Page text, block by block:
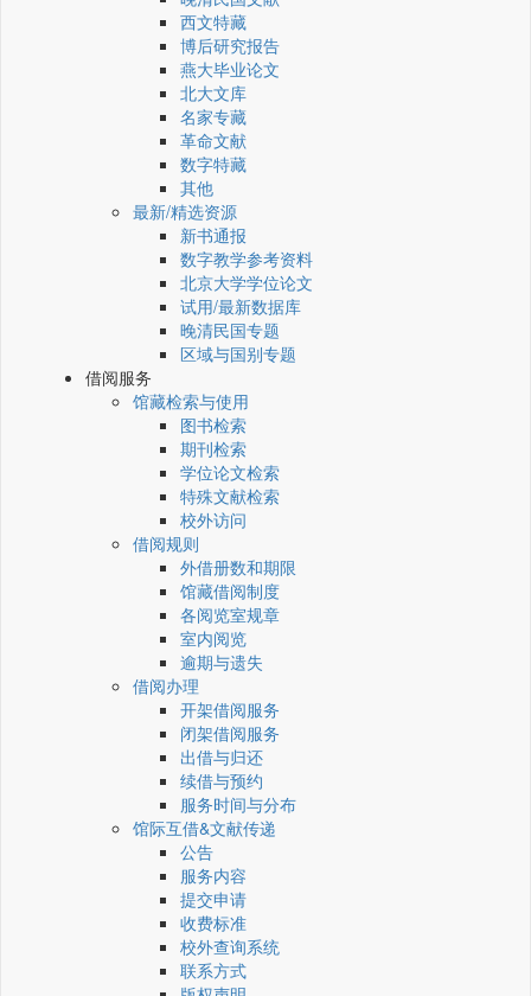
西文特藏
博后研究报告
燕大毕业论文
北大文库
名家专藏
革命文献
数字特藏
其他
最新/精选资源
新书通报
数字教学参考资料
北京大学学位论文
试用/最新数据库
晚清民国专题
区域与国别专题
借阅服务
馆藏检索与使用
图书检索
期刊检索
学位论文检索
特殊文献检索
校外访问
借阅规则
外借册数和期限
馆藏借阅制度
各阅览室规章
室内阅览
逾期与遗失
借阅办理
开架借阅服务
闭架借阅服务
出借与归还
续借与预约
服务时间与分布
馆际互借&文献传递
公告
服务内容
提交申请
收费标准
校外查询系统
联系方式